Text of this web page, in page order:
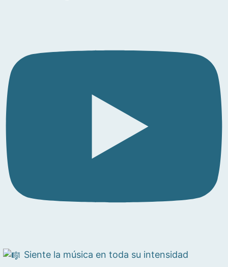
Siente la música en toda su intensidad